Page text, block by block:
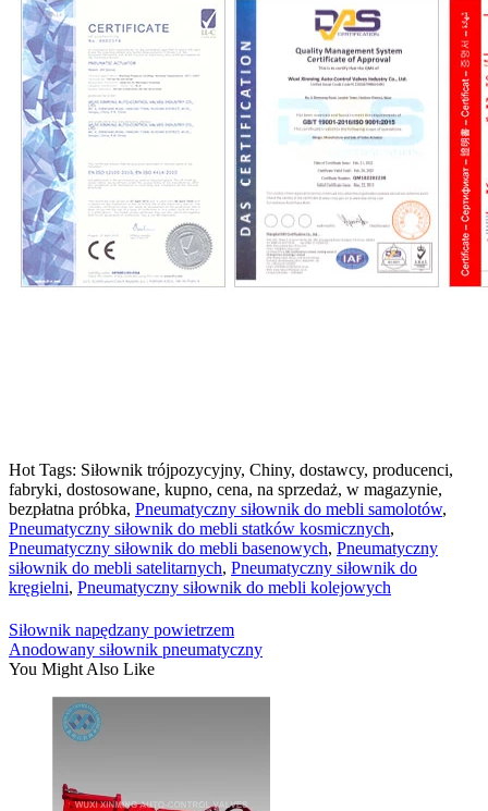
Hot Tags: Siłownik trójpozycyjny, Chiny, dostawcy, producenci,
fabryki, dostosowane, kupno, cena, na sprzedaż, w magazynie,
bezpłatna próbka, Pneumatyczny siłownik do mebli samolotów,
Pneumatyczny siłownik do mebli statków kosmicznych,
Pneumatyczny siłownik do mebli basenowych, Pneumatyczny
siłownik do mebli satelitarnych, Pneumatyczny siłownik do
kręgielni, Pneumatyczny siłownik do mebli kolejowych
Siłownik napędzany powietrzem
Anodowany siłownik pneumatyczny
You Might Also Like